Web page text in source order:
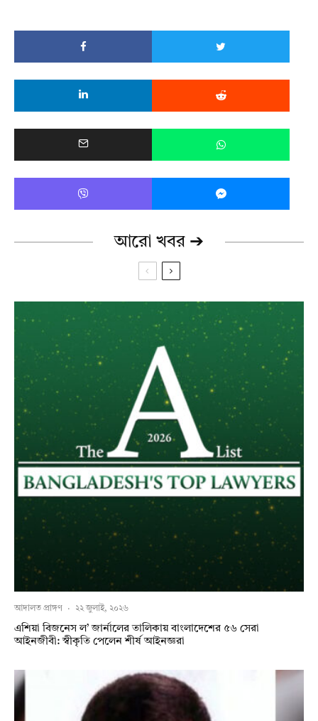
আরো খবর ➔
আদালত প্রাঙ্গণ · ২২ জুলাই, ২০২৬
এশিয়া বিজনেস ল’ জার্নালের তালিকায় বাংলাদেশের ৫৬ সেরা
আইনজীবী: স্বীকৃতি পেলেন শীর্ষ আইনজ্ঞরা